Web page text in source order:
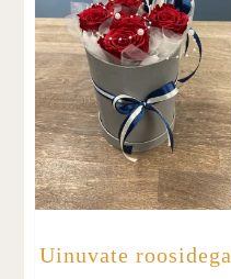
Uinuvate roosidega